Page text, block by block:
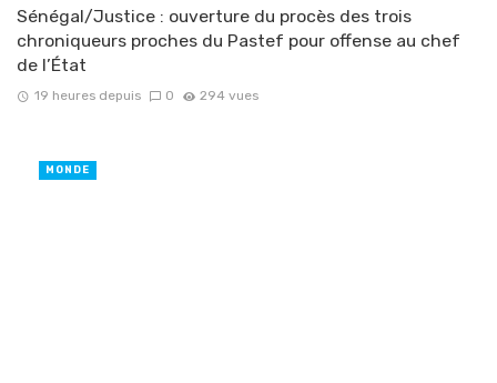
Sénégal/Justice : ouverture du procès des trois
chroniqueurs proches du Pastef pour offense au chef
de l’État
19 heures depuis 0 294 vues
MONDE